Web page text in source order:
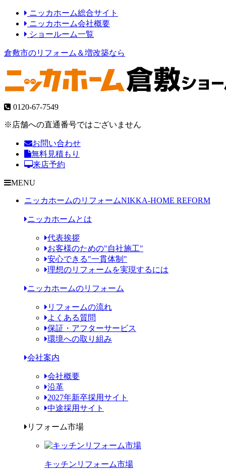
ニッカホーム総合サイト
ニッカホーム会社概要
ショールーム一覧
倉敷市のリフォーム＆増改築なら
0120-67-7549
※店舗への直通番号ではございません
お問い合わせ
無料見積もり
来店予約
MENU
ニッカホームのリフォームNIKKA-HOME REFORM
ニッカホームとは
代表挨拶
お客様のための"自社施工"
安心できる"一貫体制"
理想のリフォームを実現するには
ニッカホームのリフォーム
リフォームの流れ
よくある質問
保証・アフターサービス
環境への取り組み
会社案内
会社概要
沿革
2027年新卒採用サイト
中途採用サイト
リフォーム市場
キッチンリフォーム市場